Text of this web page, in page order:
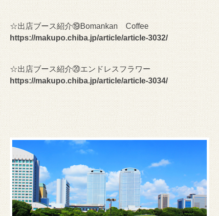
☆出店ブース紹介⑲Bomankan Coffee
https://makupo.chiba.jp/article/article-3032/
☆出店ブース紹介⑳エンドレスフラワー
https://makupo.chiba.jp/article/article-3034/